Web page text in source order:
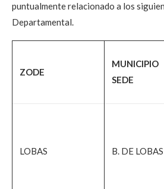
puntualmente relacionado a los
Departamental.
ZODE
MUNICIPIO
SEDE
LOBAS B. DE LOBAS